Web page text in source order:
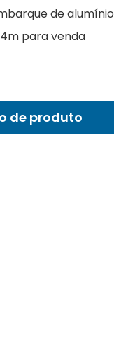
de alumínio
para venda
de produto